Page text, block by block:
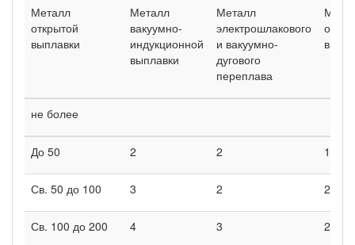
Металл
открытой
выплавки
Металл
вакуумно-
индукционной
выплавки
Металл
электрошлакового
и вакуумно-
дугового
переплава
не более
До 50 2 2 1
Св. 50 до 100 3 2 2
Св. 100 до 200 4 3 2